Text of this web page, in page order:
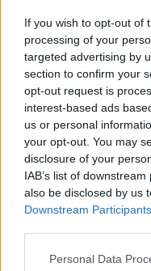
If you wish to opt-out of
processing of your
targeted advertising by
section to confirm your
opt-out request is
interest-based ads
us or personal
your opt-out. You may
disclosure of your
IAB’s list of
also be disclosed by us
Downstream Participants
Please note that this
Personal Data
Los sancionados de
sustituirán a Correa
La temporada del